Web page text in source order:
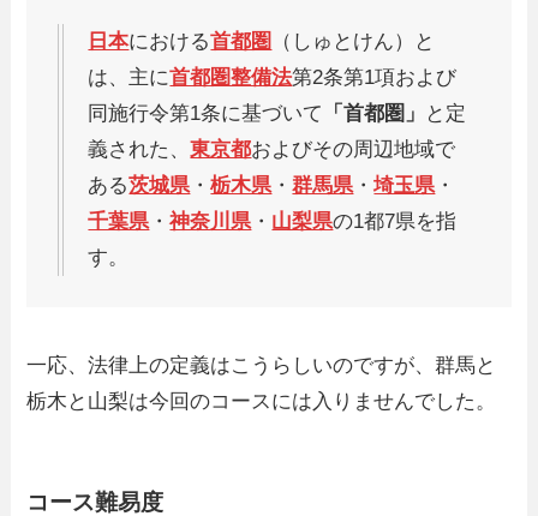
日本における首都圏
（しゅとけん）と
は、主に首都圏整備法第2条第1項および
同施行令第1条に基づいて
「首都圏」
と定
義された、東京都およびその周辺地域で
ある茨城県・栃木県・群馬県・埼玉県・
千葉県・神奈川県・ 山梨県の1都7県を指
す。
一応、法律上の定義はこうらしいのですが、群馬と
栃木と山梨は今回のコースには入りませんでした。
コース難易度